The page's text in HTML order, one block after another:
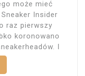
może mieć
Insider
raz pierwszy
koronowano
I